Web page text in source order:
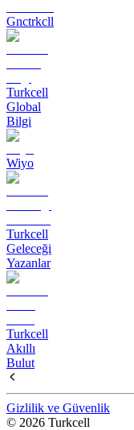
Gnctrkcll
Turkcell
Global
Bilgi
Wiyo
Turkcell
Geleceği
Yazanlar
Turkcell
Akıllı
Bulut
Gizlilik ve Güvenlik
© 2026 Turkcell